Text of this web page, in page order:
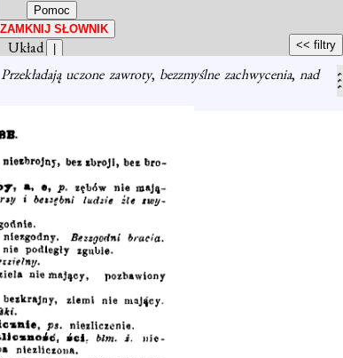
Układ
Przekładają uczone zawroty, bezzmyślne zachwycenia,nad